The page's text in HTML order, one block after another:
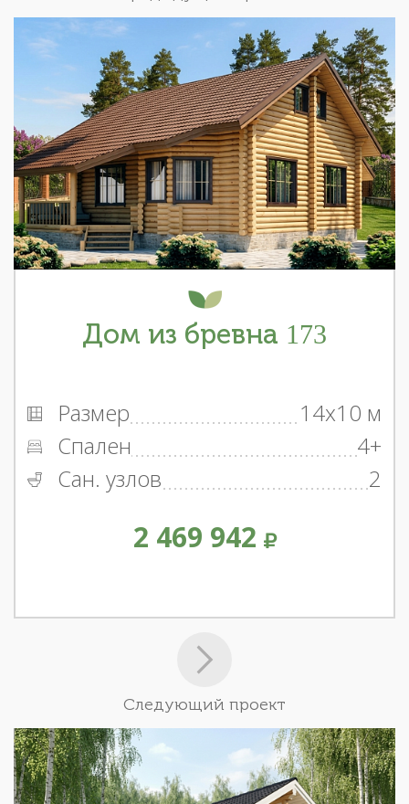
Дом из бревна 173
Размер
14x10 м
Спален
4+
Сан. узлов
2
2 469 942
Следующий проект